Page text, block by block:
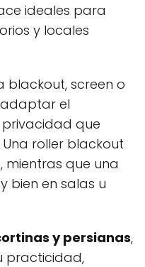
ideales para
y locales
blackout, screen o
adaptar el
que
roller blackout
mientras que una
bien en salas u
y persianas,
practicidad,